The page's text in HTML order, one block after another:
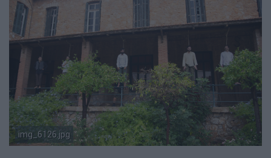
img_6126.jpg
Copyright: Ethnos.gr / Άθα Σκοταρά